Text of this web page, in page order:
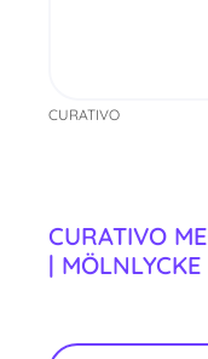
CURATIVO
CURATIVO
| MÖLNLYCKE